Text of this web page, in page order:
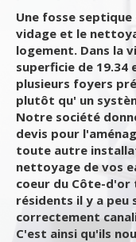
Une fosse
vidage et le
logement. Dans la
superficie de 19.34
plusieurs foyers
plutôt qu' un
Notre société
devis pour
toute autre
nettoyage de vos
coeur du Côte-d'or
résidents il y a
correctement
C'est ainsi qu'ils